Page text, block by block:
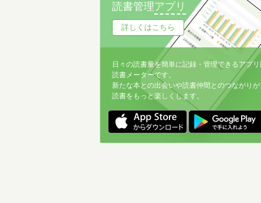
読書管理アプリ
詳しくはこちら
日々の読書量を簡単に記録・管理できるアプリ
読書メーターです。
新たな本との出会いや読書仲間とのつながりが
読書をもっと楽しくします。